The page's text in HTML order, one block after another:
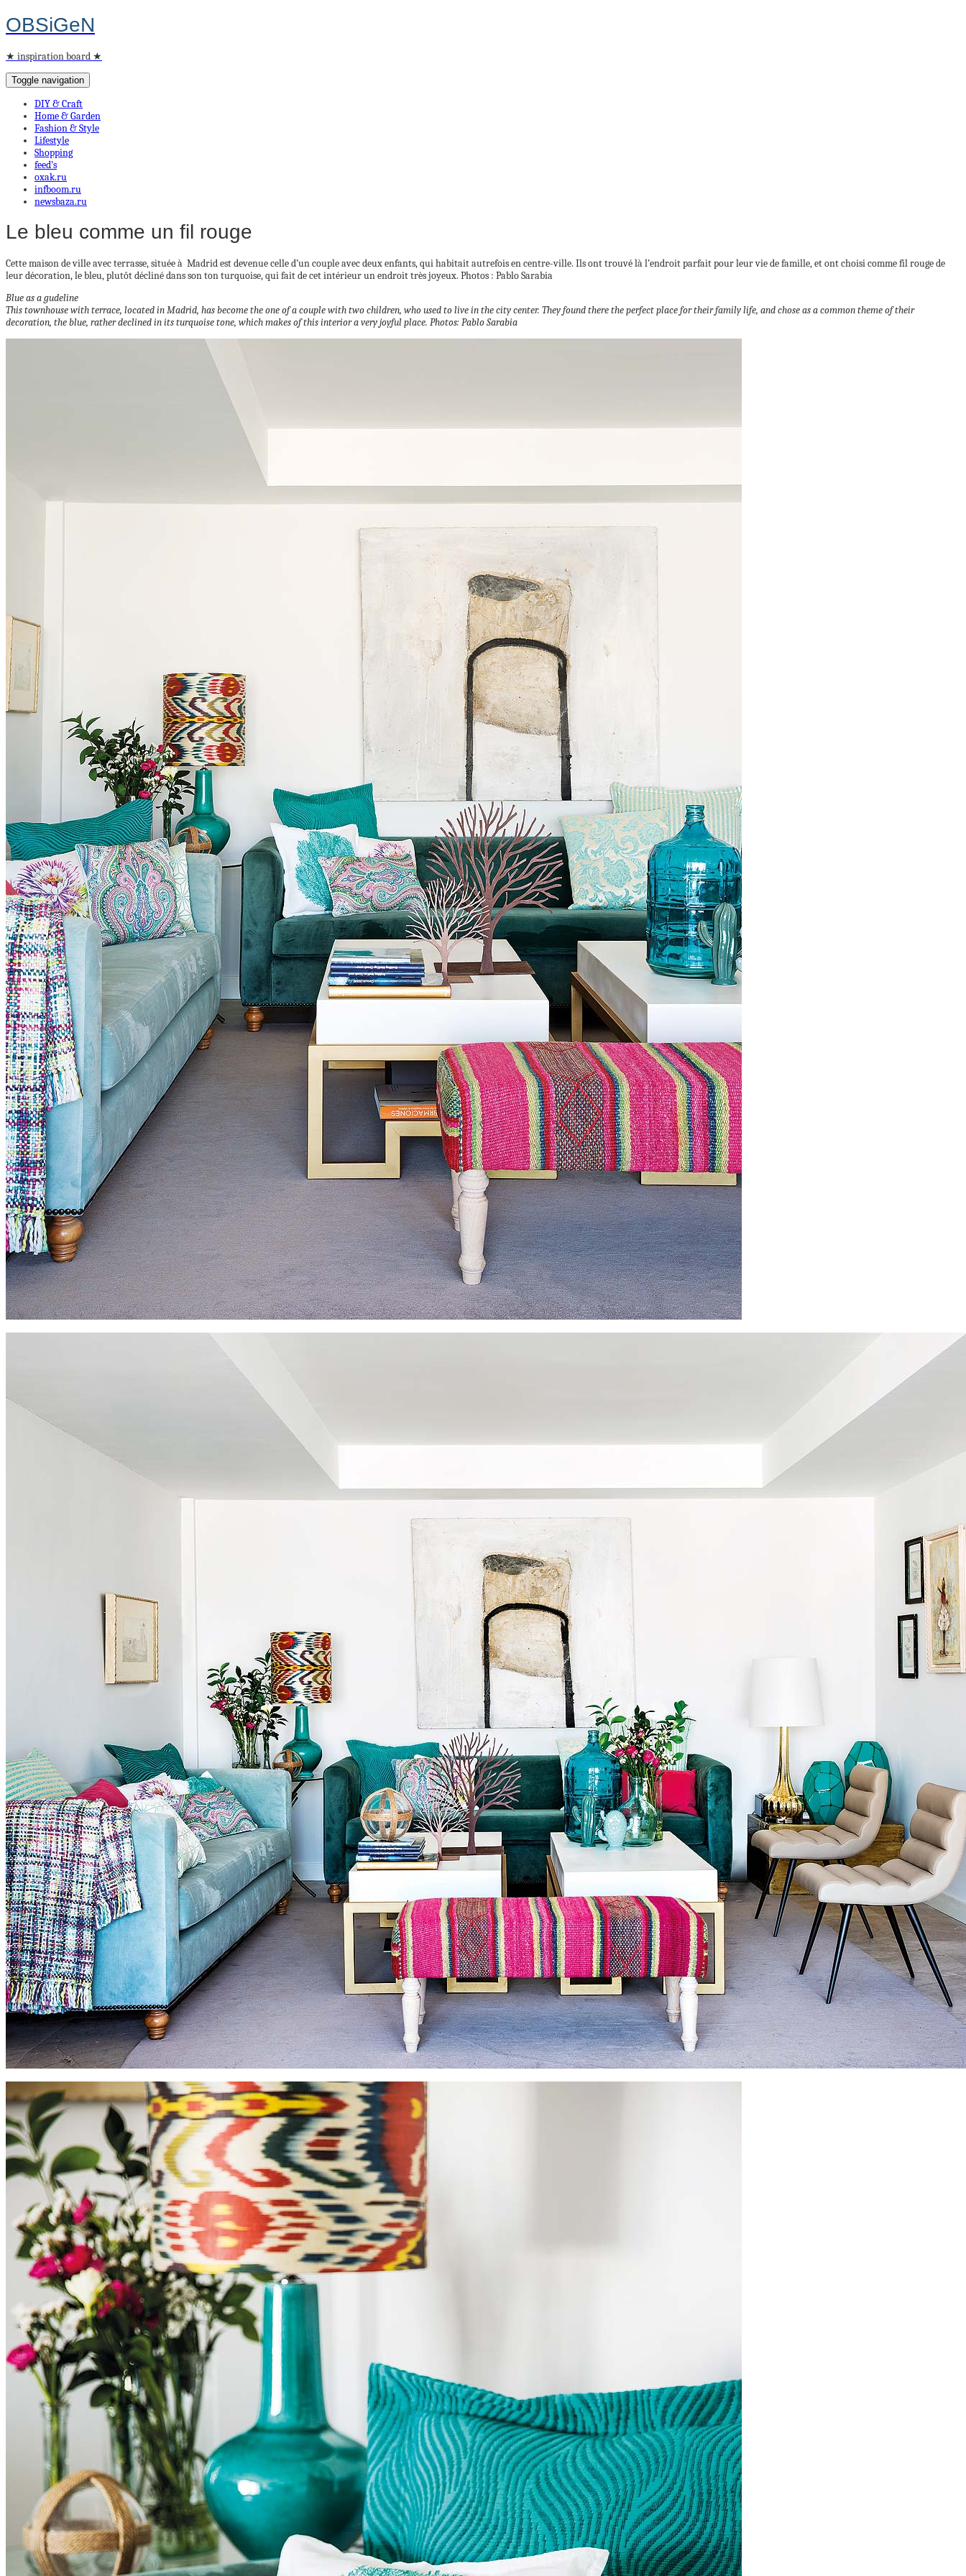
OBSiGeN
★ inspiration board ★
Toggle navigation
DIY & Craft
Home & Garden
Fashion & Style
Lifestyle
Shopping
feed’s
oxak.ru
infboom.ru
newsbaza.ru
Le bleu comme un fil rouge
Cette maison de ville avec terrasse, située à Madrid est devenue celle d’un couple avec deux enfants, qui habitait autrefois en centre-ville. Ils ont trouvé là l’endroit parfait pour leur vie de famille, et ont choisi comme fil rouge de
leur décoration, le bleu, plutôt décliné dans son ton turquoise, qui fait de cet intérieur un endroit très joyeux. Photos : Pablo Sarabia
Blue as a gudeline
This townhouse with terrace, located in Madrid, has become the one of a couple with two children, who used to live in the city center. They found there the perfect place for their family life, and chose as a common theme of their
decoration, the blue, rather declined in its turquoise tone, which makes of this interior a very joyful place. Photos: Pablo Sarabia